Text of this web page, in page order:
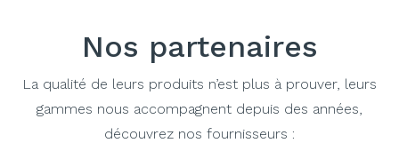
Nos partenaires
La qualité de leurs produits n’est plus à prouver, leurs
gammes nous accompagnent depuis des années,
découvrez nos fournisseurs :